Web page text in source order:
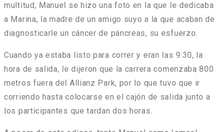
multitud, Manuel se hizo una foto en la que le dedicaba
a Marina, la madre de un amigo suyo a la que acaban de
diagnosticarle un cáncer de páncreas, su esfuerzo.
Cuando ya estaba listo para correr y eran las 9:30, la
hora de salida, le dijeron que la carrera comenzaba 800
metros fuera del Allianz Park, por lo que tuvo que ir
corriendo hasta colocarse en el cajón de salida junto a
los participantes que tardan dos horas.